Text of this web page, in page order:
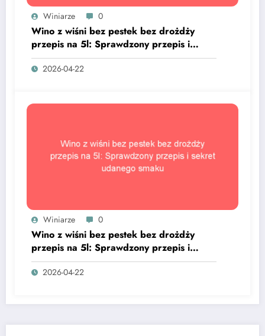
Winiarze 0
Wino z wiśni bez pestek bez drożdży
przepis na 5l: Sprawdzony przepis i
sekret udanego smaku
2026-04-22
Winiarze 0
Wino z wiśni bez pestek bez drożdży
przepis na 5l: Sprawdzony przepis i
sekret udanego smaku
2026-04-22